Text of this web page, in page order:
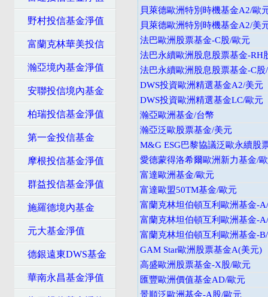
野村投信基金淨值
富蘭克林華美投信
瀚亞境內基金淨值
安聯投信境內基金
柏瑞投信基金淨值
第一金投信基金
摩根投信基金淨值
群益投信基金淨值
施羅德境內基金
元大基金淨值
德銀遠東DWS基金
華南永昌基金淨值
貝萊德歐洲特別時機基金A2/歐
貝萊德歐洲特別時機基金A2/美
法巴歐洲股票基金-C股/歐元
法巴永續歐洲股息股票基金-RH
法巴永續歐洲股息股票基金-C股
DWS投資歐洲精選基金A2/美元
DWS投資歐洲精選基金LC/歐元
瀚亞歐洲基金/台幣
瀚亞泛歐股票基金/美元
M&G ESG巴黎協議泛歐永續股
愛德蒙得洛希爾歐洲新力基金/
富達歐洲基金/歐元
富達歐盟50TM基金/歐元
富蘭克林坦伯頓互利歐洲基金-
富蘭克林坦伯頓互利歐洲基金-
富蘭克林坦伯頓互利歐洲基金-
GAM Star歐洲股票基金A(美元)
高盛歐洲股票基金-X股/歐元
匯豐歐洲價值基金AD/歐元
景順泛歐洲基金-A股/歐元